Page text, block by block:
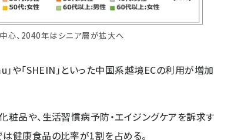
心、2040年はシニア層が拡大へ
や「SHEIN」といった中国系越境ECの利用が増加
粧品や、生活習慣病予防・エイジングケアを訴求す
健康食品の比率が1割を占める。